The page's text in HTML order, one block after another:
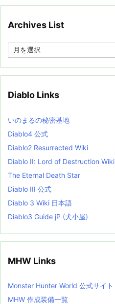
Archives List
e
i
s
t
Diablo Links
いのまるの秘密基地
Diablo4 公式
Diablo2 Resurrected Wiki
Diablo II: Lord of Destruction Wiki
The Eternal Death Star
Diablo III 公式
Diablo 3 Wiki 日本語
Diablo3 Guide jP (犬小屋)
MHW Links
Monster Hunter World 公式サイト
MHW 作成装備一覧